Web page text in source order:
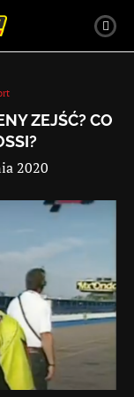
ZEJŚĆ? CO
2020